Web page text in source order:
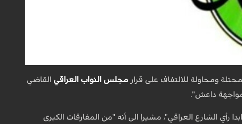
ومحاولة للالتفاف على قرار مجلس النواب العراقي القاضي
داعش".
رأي الشارع العراقي"، مشيرا الى أنه "من المفارقات الكبرى